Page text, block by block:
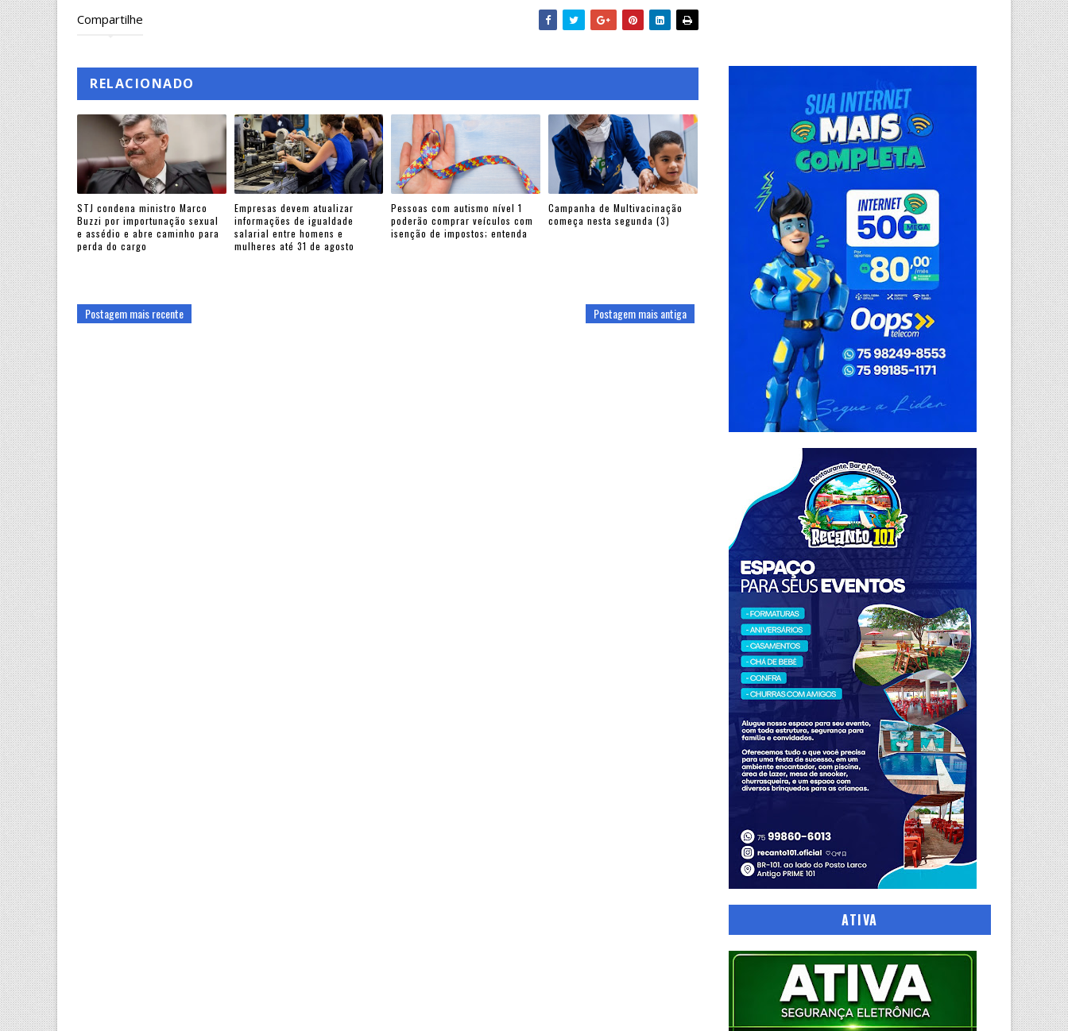
Compartilhe
RELACIONADO
STJ condena ministro Marco
Buzzi por importunação sexual
e assédio e abre caminho para
perda do cargo
Empresas devem atualizar
informações de igualdade
salarial entre homens e
mulheres até 31 de agosto
Pessoas com autismo nível 1
poderão comprar veículos com
isenção de impostos; entenda
Campanha de Multivacinação
começa nesta segunda (3)
Postagem mais recente Postagem mais antiga
ATIVA